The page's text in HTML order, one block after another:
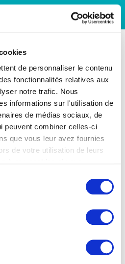
de personnaliser le contenu
fonctionnalités relatives aux
notre trafic. Nous
informations sur l'utilisation de
de médias sociaux, de
peuvent combiner celles-ci
que vous leur avez fournies
de votre utilisation de leurs